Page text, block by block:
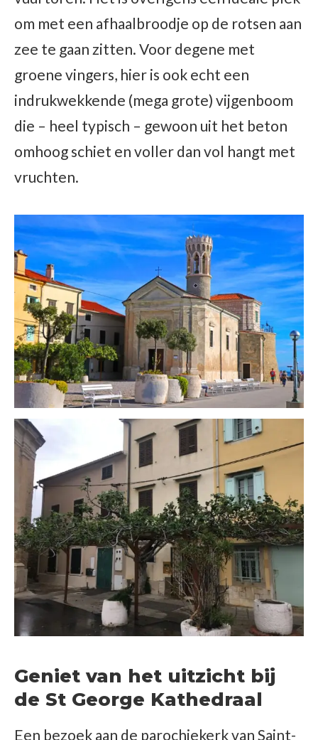
om met een afhaalbroodje op de rotsen aan
zee te gaan zitten. Voor degene met
groene vingers, hier is ook echt een
indrukwekkende (mega grote) vijgenboom
die – heel typisch – gewoon uit het beton
omhoog schiet en voller dan vol hangt met
vruchten.
Geniet van het uitzicht bij
de St George Kathedraal
Een bezoek aan de parochiekerk van Saint-